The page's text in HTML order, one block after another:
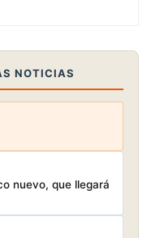
NOTICIAS
nuevo, que llegará